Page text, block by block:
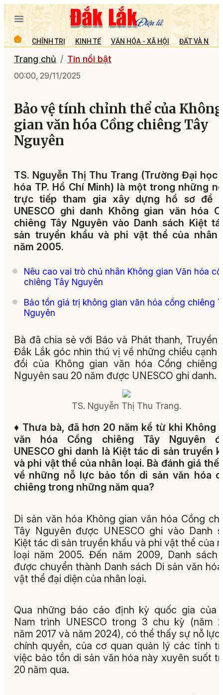
CHÍNH TRỊ KINH TẾ VĂN HÓA - XÃ HỘI ĐẤT VÀ
Trang chủ Tin nổi bật
00:00, 29/11/2025
Bảo vệ tính chỉnh thể của Không
gian văn hóa Cồng chiêng Tây
Nguyên
TS. Nguyễn Thị Thu Trang (Trường Đại học
hóa TP. Hồ Chí Minh) là một trong những
trực tiếp tham gia xây dựng hồ sơ đề
UNESCO ghi danh Không gian văn hóa
chiêng Tây Nguyên vào Danh sách Kiệt
sản truyền khẩu và phi vật thể của nhân
năm 2005.
Nêu cao vai trò chủ nhân Không gian Văn hóa
chiêng Tây Nguyên
Bảo tồn giá trị không gian văn hóa cồng chiêng
Nguyên
Bà đã chia sẻ với Báo và Phát thanh, Truyền
Đắk Lắk góc nhìn thú vị về những chiều cạnh
đổi của Không gian văn hóa Cồng chiêng
Nguyên sau 20 năm được UNESCO ghi danh.
TS. Nguyễn Thị Thu Trang.
♦ Thưa bà, đã hơn 20 năm kể từ khi Không
văn hóa Cồng chiêng Tây Nguyên
UNESCO ghi danh là Kiệt tác di sản truyền
và phi vật thể của nhân loại. Bà đánh giá thế
về những nỗ lực bảo tồn di sản văn hóa
chiêng trong những năm qua?
Di sản văn hóa Không gian văn hóa Cồng
Tây Nguyên được UNESCO ghi vào Danh
Kiệt tác di sản truyền khẩu và phi vật thể của
loại năm 2005. Đến năm 2009, Danh sách
được chuyển thành Danh sách Di sản văn
vật thể đại diện của nhân loại.
Qua những báo cáo định kỳ quốc gia của
Nam trình UNESCO trong 3 chu kỳ (năm
năm 2017 và năm 2024), có thể thấy sự nỗ lực
chính quyền, của cơ quan quản lý các tỉnh
việc bảo tồn di sản văn hóa này xuyên suốt
20 năm qua.